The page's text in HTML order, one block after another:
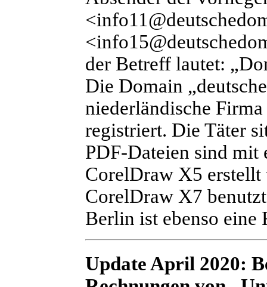
der Betreff lautet:
Die Domain
niederländische Firma
registriert. Die Täter
PDF-Dateien sind mit
CorelDraw X5 erstellt
CorelDraw X7
Berlin ist ebenso eine
Update April 2020: